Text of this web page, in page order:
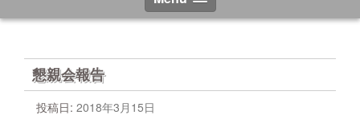
懇親会報告
投稿日: 2018年3月15日